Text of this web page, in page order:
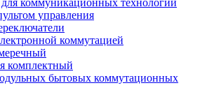
управления
коммутацией
комплектный
бытовых коммутационных